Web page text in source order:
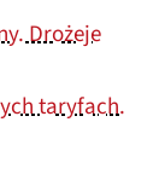
Drożeje
taryfach.